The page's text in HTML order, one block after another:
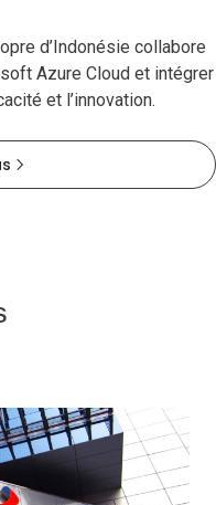
d’Indonésie collabore
Azure Cloud et intégrer
et l’innovation.